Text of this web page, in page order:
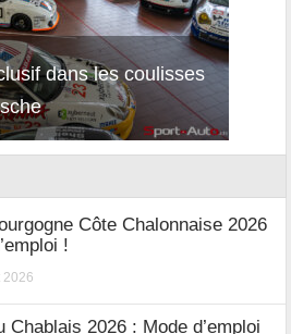
dans les coulisses
Côte Chalonnaise 2026
!
2026
Chablais 2026 : Mode d’emploi